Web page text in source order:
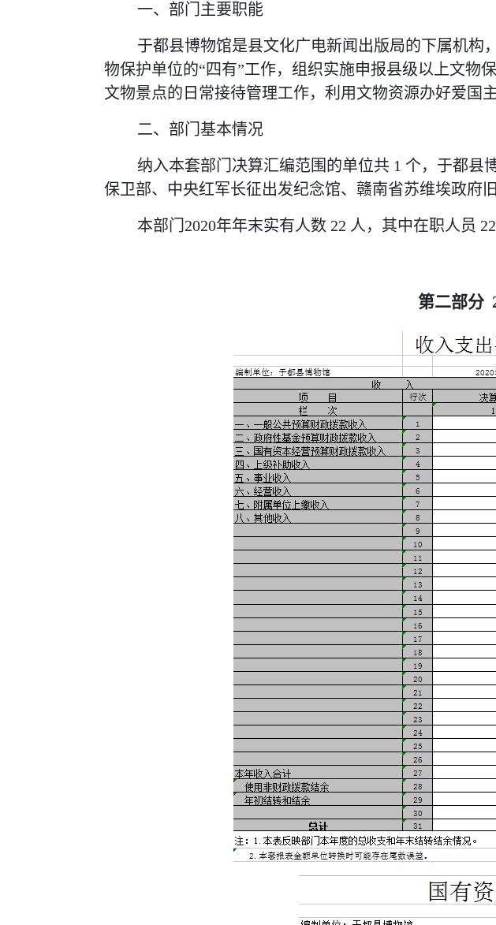
一、部门主要职能
于都县博物馆是县文化广电新闻出版局的下属机构
物保护单位的“四有”工作，组织实施申报县级以上文物
文物景点的日常接待管理工作，利用文物资源办好爱国
二、部门基本情况
纳入本套部门决算汇编范围的单位共 1 个，于都县
保卫部、中央红军长征出发纪念馆、赣南省苏维埃政府
本部门 2020年年末实有人数 22 人，其中在职人员 22
第二部分